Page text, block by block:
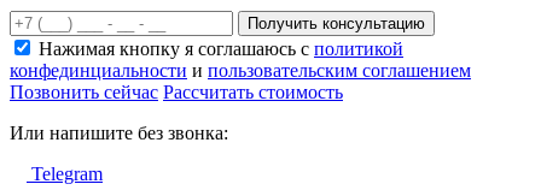
Получить консультацию
Нажимая кнопку я соглашаюсь с политикой
конфединциальности и пользовательским соглашением
Позвонить сейчас Рассчитать стоимость
Или напишите без звонка:
Telegram